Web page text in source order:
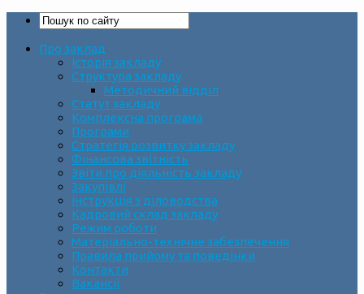
Про заклад
Історія закладу
Структура закладу
Методичний відділ
Статут закладу
Комплексна програма
Програми
Стратегія розвитку закладу
Фінансова звітність
Звіти про діяльність закладу
Закупівлі
Інструкція з діловодства
Кадровий склад закладу
Режим роботи
Матеріально-технічне забезпечення
Правила прийому та поведінки
Контакти
Вакансії